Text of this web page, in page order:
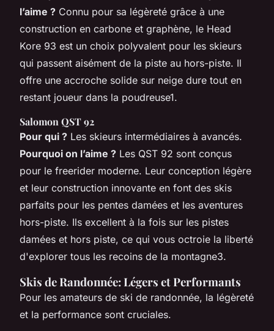
l’aime ? Connu pour sa légèreté grâce à une
construction en carbone et graphène, le Head
Kore 93 est un choix polyvalent pour les skieurs
qui passent aisément de la piste au hors-piste. Il
offre une accroche solide sur neige dure tout en
restant joueur dans la poudreuse1.
Salomon QST 92
Pour qui ? Les skieurs intermédiaires à avancés.
Pourquoi on l’aime ? Les QST 92 sont conçus
pour le freerider moderne. Leur conception légère
et leur construction innovante en font des skis
parfaits pour les pentes damées et les aventures
hors-piste. Ils excellent à la fois sur les pistes
damées et hors piste, ce qui vous octroie la liberté
d'explorer tous les recoins de la montagne3.
Skis de Randonnée: Légers et Performants
Pour les amateurs de ski de randonnée, la légèreté
et la performance sont cruciales.